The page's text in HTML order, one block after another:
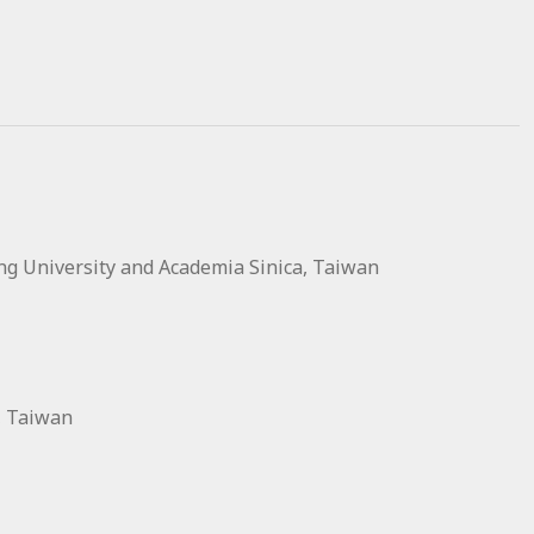
University and Academia Sinica, Taiwan